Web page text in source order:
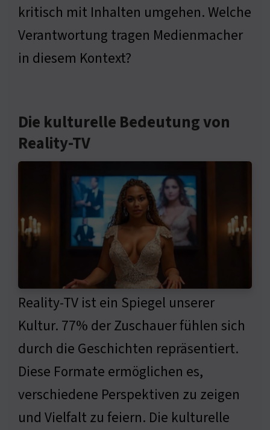
kritisch mit Inhalten umgehen. Welche
Verantwortung tragen Medienmacher
in diesem Kontext?
Die kulturelle Bedeutung von
Reality-TV
Reality-TV ist ein Spiegel unserer
Kultur. 77% der Zuschauer fühlen sich
durch die Geschichten repräsentiert.
Diese Formate ermöglichen es,
verschiedene Perspektiven zu zeigen
und Vielfalt zu feiern. Die kulturelle